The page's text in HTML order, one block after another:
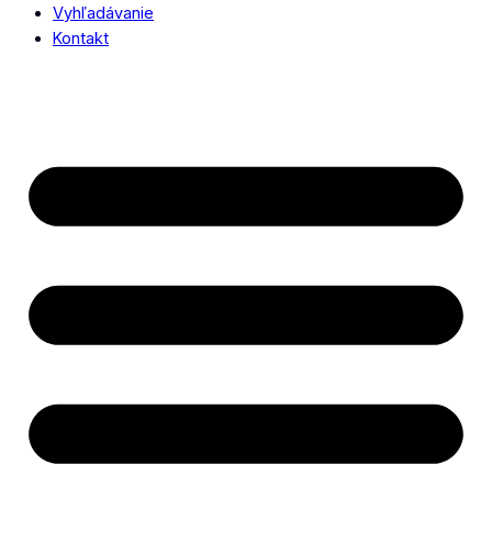
Vyhľadávanie
Kontakt